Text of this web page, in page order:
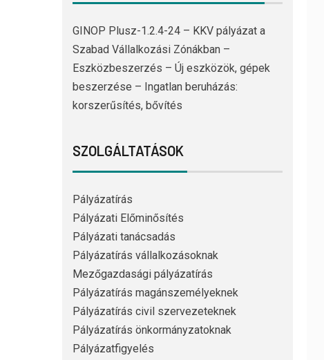
GINOP Plusz-1.2.4-24 – KKV pályázat a
Szabad Vállalkozási Zónákban –
Eszközbeszerzés – Új eszközök, gépek
beszerzése – Ingatlan beruházás:
korszerűsítés, bővítés
SZOLGÁLTATÁSOK
Pályázatírás
Pályázati Előminősítés
Pályázati tanácsadás
Pályázatírás vállalkozásoknak
Mezőgazdasági pályázatírás
Pályázatírás magánszemélyeknek
Pályázatírás civil szervezeteknek
Pályázatírás önkormányzatoknak
Pályázatfigyelés